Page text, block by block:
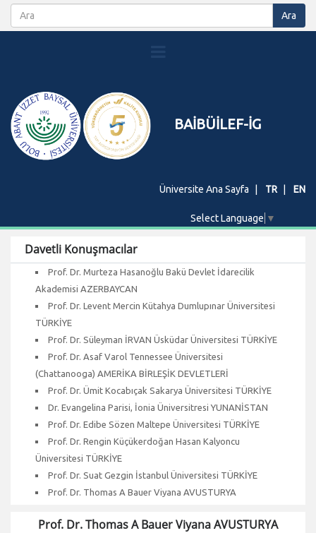
BAİBÜİLEF-İG
Üniversite Ana Sayfa TR EN
Select Language ▼
Davetli Konuşmacılar
Prof. Dr. Murteza Hasanoğlu Bakü Devlet İdarecilik
Akademisi AZERBAYCAN
Prof. Dr. Levent Mercin Kütahya Dumlupınar Üniversitesi
TÜRKİYE
Prof. Dr. Süleyman İRVAN Üsküdar Üniversitesi TÜRKİYE
Prof. Dr. Asaf Varol Tennessee Üniversitesi
(Chattanooga) AMERİKA BİRLEŞİK DEVLETLERİ
Prof. Dr. Ümit Kocabıçak Sakarya Üniversitesi TÜRKİYE
Dr. Evangelina Parisi, İonia Üniversitresi YUNANİSTAN
Prof. Dr. Edibe Sözen Maltepe Üniversitesi TÜRKİYE
Prof. Dr. Rengin Küçükerdoğan Hasan Kalyoncu
Üniversitesi TÜRKİYE
Prof. Dr. Suat Gezgin İstanbul Üniversitesi TÜRKİYE
Prof. Dr. Thomas A Bauer Viyana AVUSTURYA
Prof. Dr. Thomas A Bauer Viyana AVUSTURYA